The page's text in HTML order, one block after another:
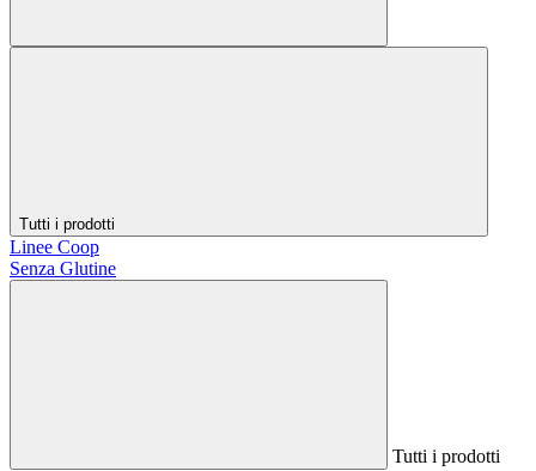
Tutti i prodotti
Linee Coop
Senza Glutine
Tutti i prodotti